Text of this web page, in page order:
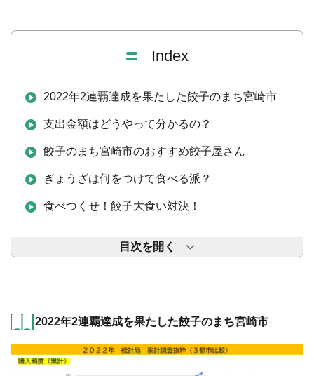
目次を開く
Index
2022年2連覇達成を果たした餃子のまち宮崎市
支出金額はどうやって分かるの？
餃子のまち宮崎市のおすすめ餃子屋さん
ぎょうざは何をつけて食べる派？
食べつくせ！餃子大食い対決！
2022年2連覇達成を果たした餃子のまち宮崎市